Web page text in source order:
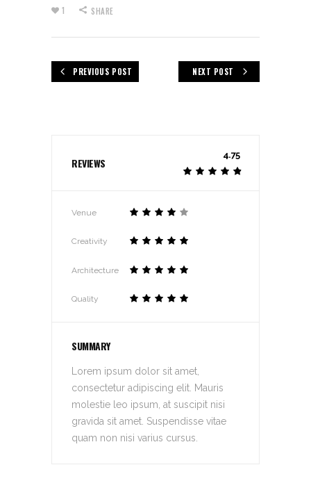
1 SHARE
PREVIOUS POST NEXT POST
REVIEWS
4.75
Venue
Creativity
Architecture
Quality
SUMMARY
Lorem ipsum dolor sit amet,
consectetur adipiscing elit. Mauris
molestie leo ipsum, at suscipit nisi
gravida sit amet. Suspendisse vitae
quam non nisi varius cursus.